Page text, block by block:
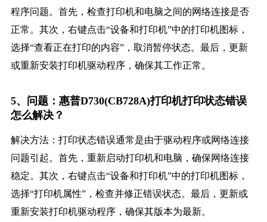
程序问题。首先，检查打印机和电脑之间的网络连接是否
正常。其次，右键点击“设备和打印机”中的打印机图标，
选择“查看正在打印的内容”，取消暂停状态。最后，更新
或重新安装打印机驱动程序，确保其工作正常。
5、问题：惠普D730(CB728A)打印机打印状态错误
怎么解决？
解决方法：打印状态错误通常是由于驱动程序或网络连接
问题引起。首先，重新启动打印机和电脑，确保网络连接
稳定。其次，右键点击“设备和打印机”中的打印机图标，
选择“打印机属性”，检查并修正错误状态。最后，更新或
重新安装打印机驱动程序，确保其版本为最新。